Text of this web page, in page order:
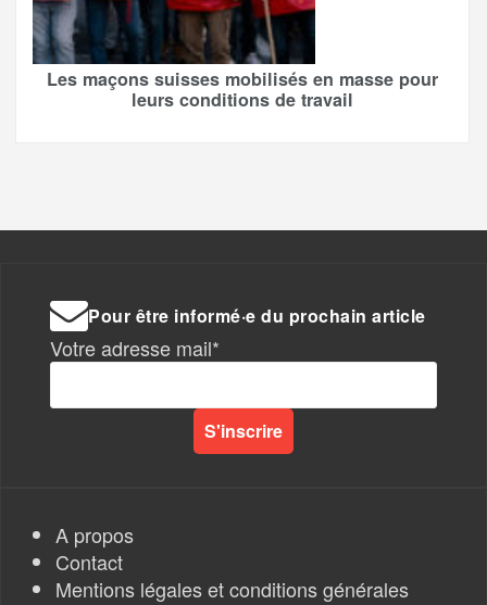
Les maçons suisses mobilisés en masse pour
leurs conditions de travail
Pour être informé·e du prochain article
Votre adresse mail*
A propos
Contact
Mentions légales et conditions générales